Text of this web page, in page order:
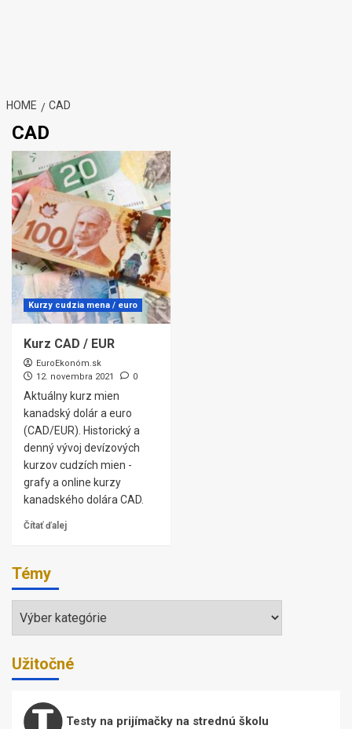
HOME CAD
CAD
Kurzy cudzia mena / euro
Kurz CAD / EUR
EuroEkonóm.sk
12. novembra 2021
0
Aktuálny kurz mien
kanadský dolár a euro
(CAD/EUR). Historický a
denný vývoj devízových
kurzov cudzích mien -
grafy a online kurzy
kanadského dolára CAD.
Čítať ďalej
Témy
Témy
Užitočné
Testy na prijímačky na strednú školu